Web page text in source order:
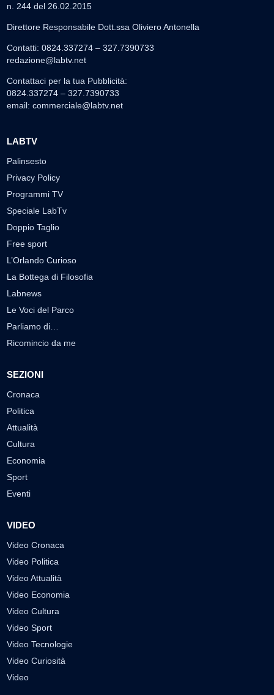
n. 244 del 26.02.2015
Direttore Responsabile Dott.ssa Oliviero Antonella
Contatti: 0824.337274 – 327.7390733
redazione@labtv.net
Contattaci per la tua Pubblicità:
0824.337274 – 327.7390733
email: commerciale@labtv.net
LABTV
Palinsesto
Privacy Policy
Programmi TV
Speciale LabTv
Doppio Taglio
Free sport
L’Orlando Curioso
La Bottega di Filosofia
Labnews
Le Voci del Parco
Parliamo di…
Ricomincio da me
SEZIONI
Cronaca
Politica
Attualità
Cultura
Economia
Sport
Eventi
VIDEO
Video Cronaca
Video Politica
Video Attualità
Video Economia
Video Cultura
Video Sport
Video Tecnologie
Video Curiosità
Video